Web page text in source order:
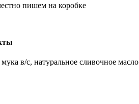
пишем на коробке
в/с, натуральное сливочное масло